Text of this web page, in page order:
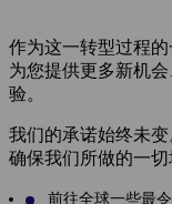
作为这一转型过程
为您提供更多新机
验。
我们的承诺始终未
确保我们所做的一
前往全球一些最